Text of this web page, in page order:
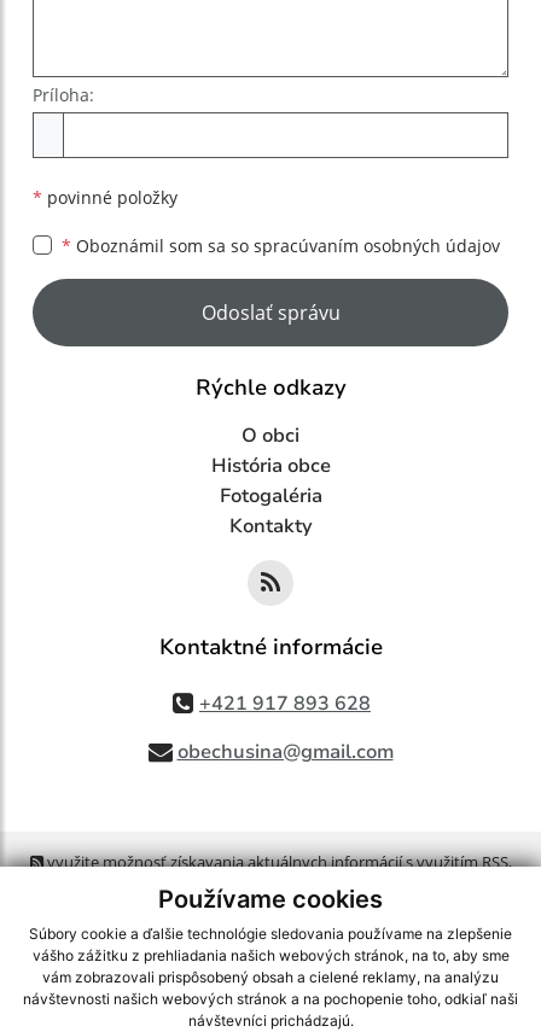
Používame cookies
Súbory cookie a ďalšie technológie sledovania používame na zlepšenie
vášho zážitku z prehliadania našich webových stránok, na to, aby sme
vám zobrazovali prispôsobený obsah a cielené reklamy, na analýzu
návštevnosti našich webových stránok a na pochopenie toho, odkiaľ naši
návštevníci prichádzajú.
Príloha:
* povinné položky
* Oboznámil som sa so spracúvaním osobných údajov
Google reCaptcha Response
Odoslať správu
Rýchle odkazy
O obci
História obce
Fotogaléria
Kontakty
Kontaktné informácie
+421 917 893 628
obechusina@gmail.com
využite možnosť získavania aktuálnych informácií s využitím RSS,
CMS systém (redakčný) systém ECHELON 2, Mapa stránok
webex.digital, s.r.o.,domény,registrácia domény
spoločnosť webex.digital, s.r.o.,technický prevádzkovateľ
Posledná aktualizácia:06.08.2026
Vytlačiť stránku|Vyhlásenie o prístupnosti